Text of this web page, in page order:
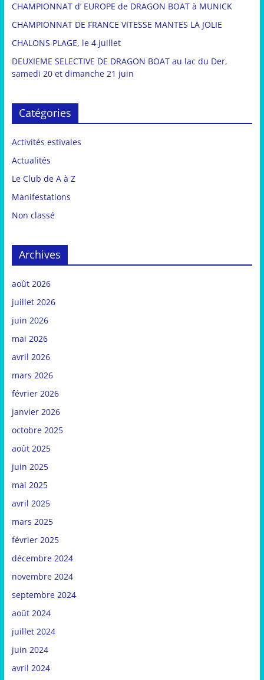
CHAMPIONNAT d’ EUROPE de DRAGON BOAT à MUNICK
CHAMPIONNAT DE FRANCE VITESSE MANTES LA JOLIE
CHALONS PLAGE, le 4 juillet
DEUXIEME SELECTIVE DE DRAGON BOAT au lac du Der,
samedi 20 et dimanche 21 juin
Catégories
Activités estivales
Actualités
Le Club de A à Z
Manifestations
Non classé
Archives
août 2026
juillet 2026
juin 2026
mai 2026
avril 2026
mars 2026
février 2026
janvier 2026
octobre 2025
août 2025
juin 2025
mai 2025
avril 2025
mars 2025
février 2025
décembre 2024
novembre 2024
septembre 2024
août 2024
juillet 2024
juin 2024
avril 2024